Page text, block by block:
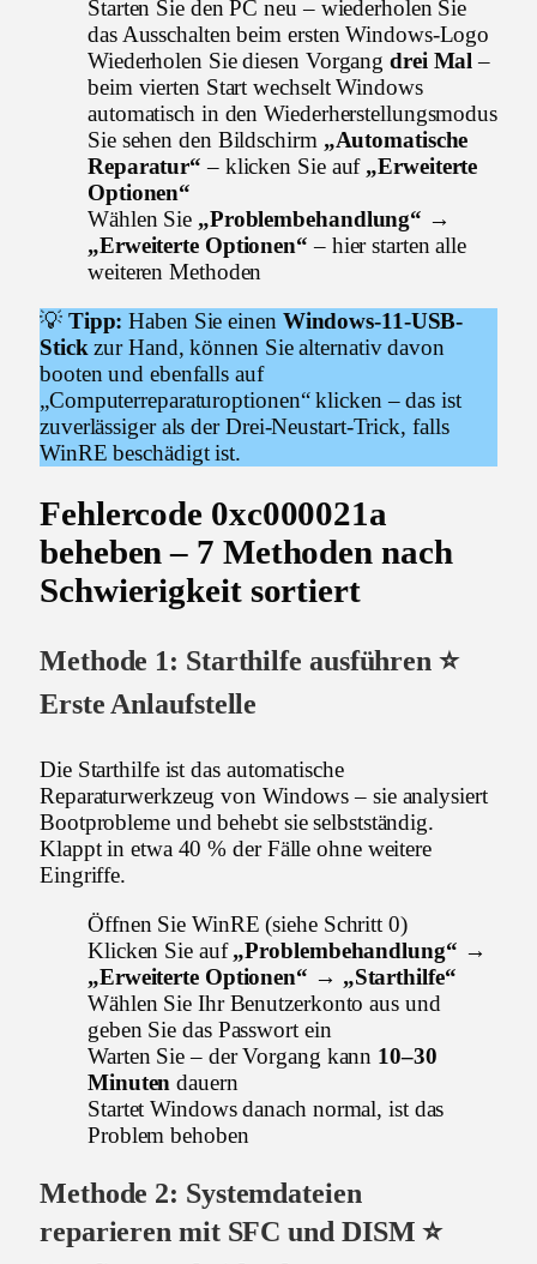
Starten Sie den PC neu – wiederholen Sie
das Ausschalten beim ersten Windows-Logo
Wiederholen Sie diesen Vorgangdrei Mal–
beim vierten Start wechselt Windows
automatisch in den Wiederherstellungsmodus
Sie sehen den Bildschirm „Automatische
Reparatur“ – klicken Sie auf „Erweiterte
Optionen“
Wählen Sie „Problembehandlung“ →
„Erweiterte Optionen“ – hier starten alle
weiteren Methoden
💡 Tipp: Haben Sie einen Windows-11-USB-
Stickzur Hand, können Sie alternativ davon
booten und ebenfalls auf
„Computerreparaturoptionen“ klicken – das ist
zuverlässiger als der Drei-Neustart-Trick, falls
WinRE beschädigt ist.
Fehlercode 0xc000021a
beheben – 7 Methoden nach
Schwierigkeit sortiert
Methode 1: Starthilfe ausführen ⭐
Erste Anlaufstelle
Die Starthilfe ist das automatische
Reparaturwerkzeug von Windows – sie analysiert
Bootprobleme und behebt sie selbstständig.
Klappt in etwa 40 % der Fälle ohne weitere
Eingriffe.
Öffnen Sie WinRE (siehe Schritt 0)
Klicken Sie auf„Problembehandlung“ →
„Erweiterte Optionen“ → „Starthilfe“
Wählen Sie Ihr Benutzerkonto aus und
geben Sie das Passwort ein
Warten Sie – der Vorgang kann 10–30
Minuten dauern
Startet Windows danach normal, ist das
Problem behoben
Methode 2: Systemdateien
reparieren mit SFC und DISM ⭐